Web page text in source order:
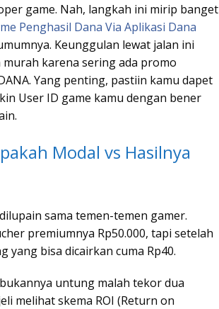
game. Nah, langkah ini mirip banget
Penghasil Dana Via Aplikasi Dana
Keunggulan lewat jalan ini
karena sering ada promo
Yang penting, pastiin kamu dapet
User ID game kamu dengan bener
Modal vs Hasilnya
sama temen-temen gamer.
premiumnya Rp50.000, tapi setelah
yang bisa dicairkan cuma Rp40.
untung malah tekor dua
melihat skema ROI (Return on